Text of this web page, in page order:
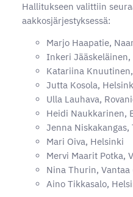
Hallitukseen valittiin
aakkosjärjestyksessä:
Marjo Haapatie,
Inkeri Jääskeläinen,
Katariina
Jutta Kosola,
Ulla Lauhava,
Heidi Naukkarinen,
Jenna Niskakangas,
Mari Oiva, Helsinki
Mervi Maarit Potka,
Nina Thurin, Vantaa
Aino Tikkasalo,